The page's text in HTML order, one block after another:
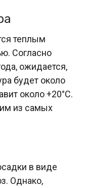
теплым
Согласно
ожидается,
будет около
около +20°C.
из самых
в виде
Однако,